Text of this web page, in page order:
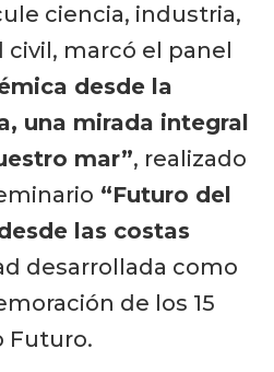
ciencia, industria,
civil, marcó el panel
desde la
una mirada integral
mar”, realizado
“Futuro del
las costas
desarrollada como
de los 15
Futuro.